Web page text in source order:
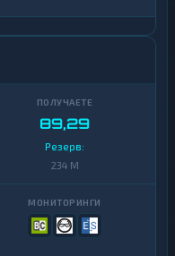
89,29
Резерв:
234 M